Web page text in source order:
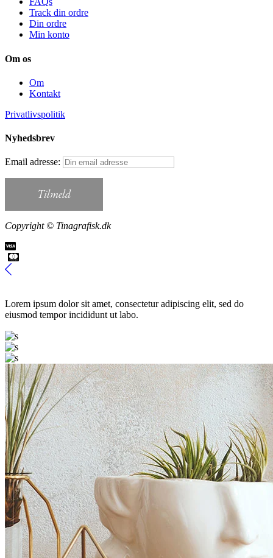
Track din ordre
Din ordre
Min konto
Om os
Om
Kontakt
Privatlivspolitik
Nyhedsbrev
Email adresse:
Copyright © Tinagrafisk.dk
Lorem ipsum dolor sit amet, consectetur adipiscing elit, sed do
eiusmod tempor incididunt ut labo.